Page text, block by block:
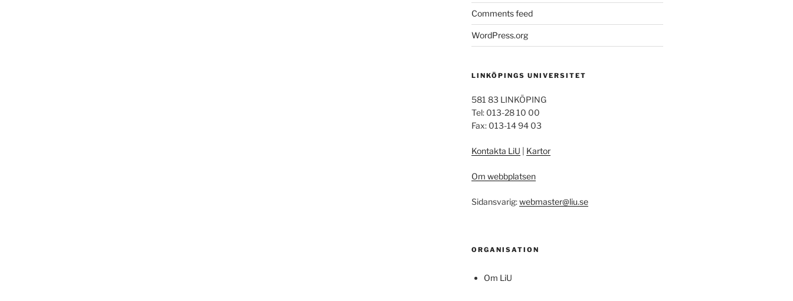
Comments feed
WordPress.org
LINKÖPINGS UNIVERSITET
581 83 LINKÖPING
Tel: 013-28 10 00
Fax: 013-14 94 03
Kontakta LiU Kartor
Om webbplatsen
Sidansvarig:webmaster@liu.se
ORGANISATION
Om LiU